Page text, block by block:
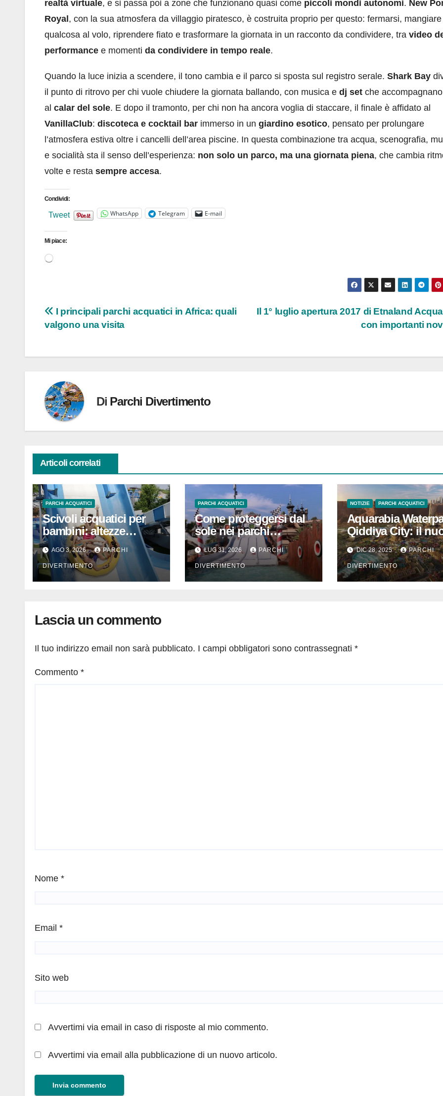
realtà virtuale, e si passa poi a zone che funzionano quasi come piccoli mondi autonomi. New
Royal , con la sua atmosfera da villaggio piratesco, è costruita proprio per questo: fermarsi, mangiare
qualcosa al volo, riprendere fiato e trasformare la giornata in un racconto da condividere, tra video
performance e momenti da condividere in tempo reale.
Quando la luce inizia a scendere, il tono cambia e il parco si sposta sul registro serale. Shark Bay
il punto di ritrovo per chi vuole chiudere la giornata ballando, con musica e dj set che
al calar del sole. E dopo il tramonto, per chi non ha ancora voglia di staccare, il finale è affidato al
VanillaClub: discoteca e cocktail bar immerso in un giardino esotico, pensato per prolungare
l’atmosfera estiva oltre i cancelli dell’area piscine. In questa combinazione tra acqua, scenografia,
e socialità sta il senso dell’esperienza: non solo un parco, ma una giornata piena, che cambia
volte e resta sempre accesa.
Condividi:
Tweet WhatsApp Telegram E-mail
Mi piace:
Caricamento
Navigazione
articoli
Il 1° luglio apertura 2017 di Etnaland
con importanti
I principali parchi acquatici in Africa: quali
valgono una visita
Di Parchi Divertimento
Articoli correlati
PARCHI ACQUATICI
Scivoli acquatici per
bambini: altezze
minime, età e
sicurezza
AGO 3, 2026 PARCHI
DIVERTIMENTO
PARCHI ACQUATICI
Come proteggersi dal
sole nei parchi
acquatici: guida
pratica per adulti e
bambini
LUG 31, 2026 PARCHI
DIVERTIMENTO
NOTIZIE PARCHI ACQUATICI
Aquarabia
Qiddiya City: il
grande parco
acquatico vicino
Riyadh
DIC 28, 2025 PARCHI
DIVERTIMENTO
Lascia un commento
Il tuo indirizzo email non sarà pubblicato. I campi obbligatori sono contrassegnati *
Commento *
Nome *
Email *
Sito web
Avvertimi via email in caso di risposte al mio commento.
Avvertimi via email alla pubblicazione di un nuovo articolo.